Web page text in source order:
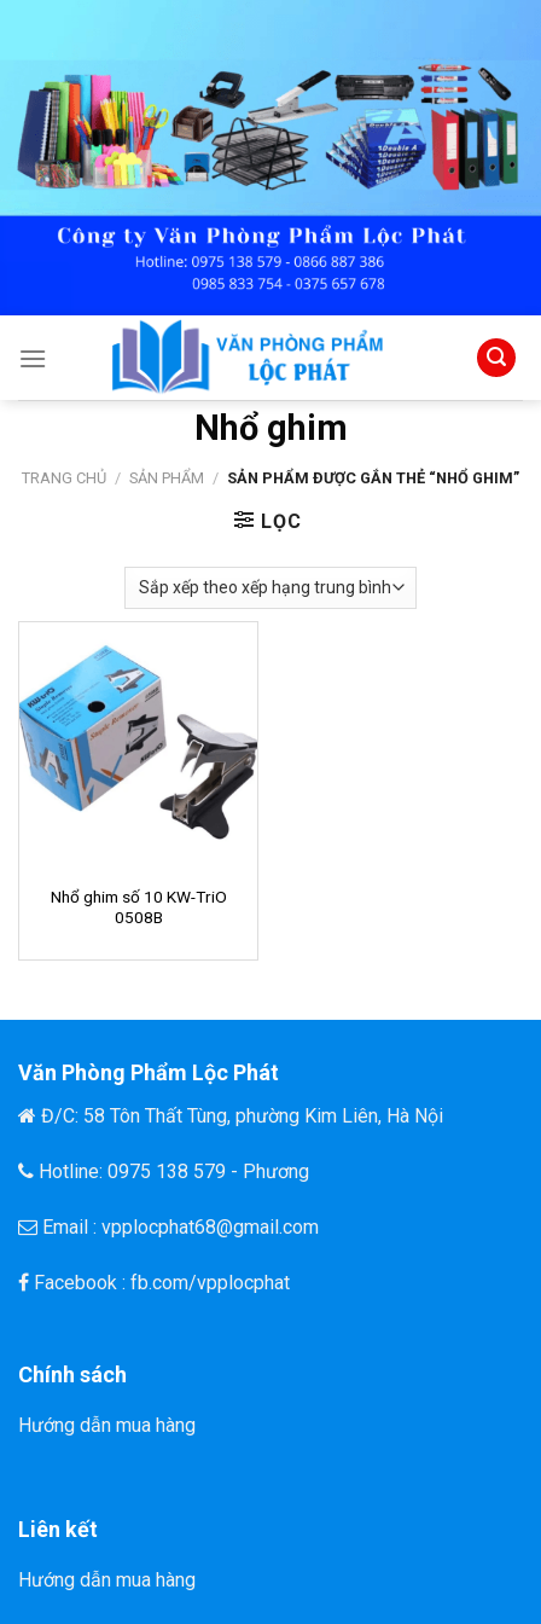
content
Nhổ ghim
TRANG CHỦ / SẢN PHẨM / SẢN PHẨM ĐƯỢC GẮN THẺ “NHỔ GHIM”
LỌC
Nhổ ghim số 10 KW-TriO
0508B
Văn Phòng Phẩm Lộc Phát
Đ/C: 58 Tôn Thất Tùng, phường Kim Liên, Hà Nội
Hotline: 0975 138 579 - Phương
Email : vpplocphat68@gmail.com
Facebook : fb.com/vpplocphat
Chính sách
Hướng dẫn mua hàng
Liên kết
Hướng dẫn mua hàng